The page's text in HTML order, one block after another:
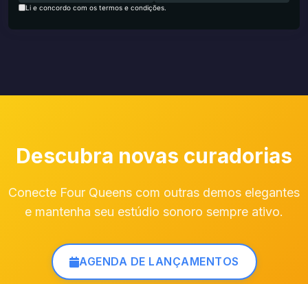
Li e concordo com os termos e condições.
Descubra novas curadorias
Conecte Four Queens com outras demos elegantes
e mantenha seu estúdio sonoro sempre ativo.
AGENDA DE LANÇAMENTOS